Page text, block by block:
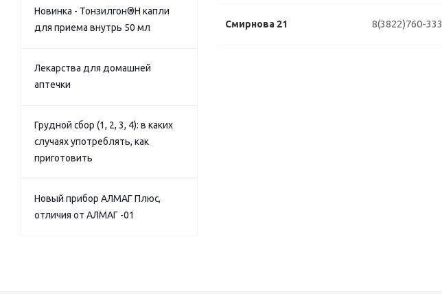
Смирнова 21 8(3822)760-333
Новинка - Тонзилгон®Н капли
для приема внутрь 50 мл
Лекарства для домашней
аптечки
Грудной сбор (1, 2, 3, 4): в каких
случаях употреблять, как
приготовить
Новый прибор АЛМАГ Плюс,
отличия от АЛМАГ -01